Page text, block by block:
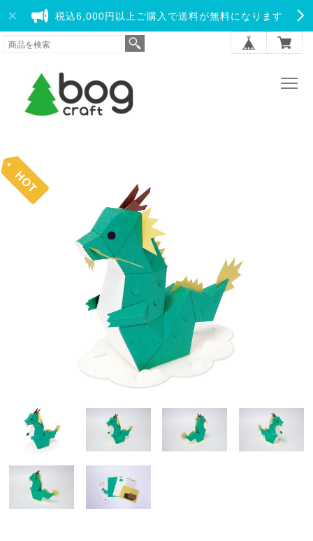
税込6,000円以上ご購入で送料が無料になります